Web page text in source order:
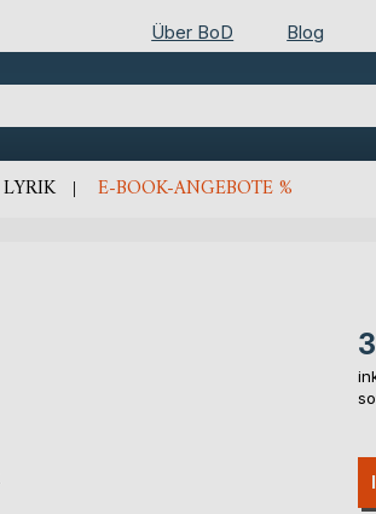
Über BoD Blog
LYRIK E-BOOK-ANGEBOTE %